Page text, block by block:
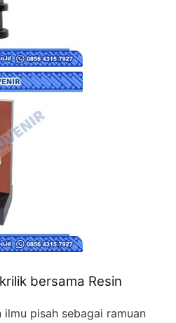
bersama Resin
pisah sebagai ramuan